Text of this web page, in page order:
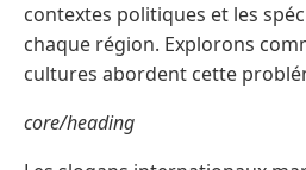
contextes politiques et les
chaque région. Explorons
cultures abordent cette
core/heading